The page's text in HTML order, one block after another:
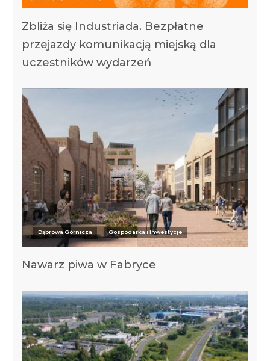
Zbliża się Industriada. Bezpłatne
przejazdy komunikacją miejską dla
uczestników wydarzeń
Dąbrowa Górnicza Gospodarka i Inwestycje
Nawarz piwa w Fabryce